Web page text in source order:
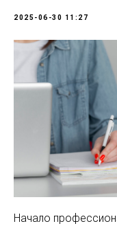
2025-06-30 11:27
Начало